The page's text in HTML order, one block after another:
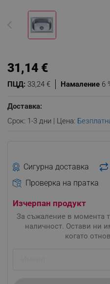
Намаление 6
ПЦД: 33,24 €
31,14 €
Доставка:
Срок: 1-3 дни | Цена:
Сигурна доставка
Проверка на пратка
Изчерпан продукт
За съжаление в момента
наличност. Остави ни
когато